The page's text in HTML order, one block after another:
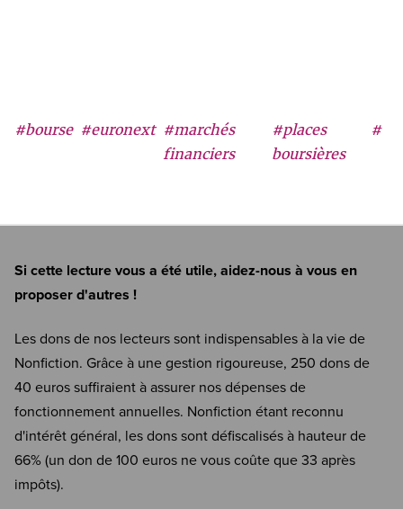
#bourse #euronext #marchés
financiers
#places
boursières
#
Si cette lecture vous a été utile, aidez-nous à vous en
proposer d'autres !
Les dons de nos lecteurs sont indispensables à la vie de
Nonfiction. Grâce à une gestion rigoureuse, 250 dons de
40 euros suffiraient à assurer nos dépenses de
fonctionnement annuelles. Nonfiction étant reconnu
d'intérêt général, les dons sont défiscalisés à hauteur de
66% (un don de 100 euros ne vous coûte que 33 après
impôts).